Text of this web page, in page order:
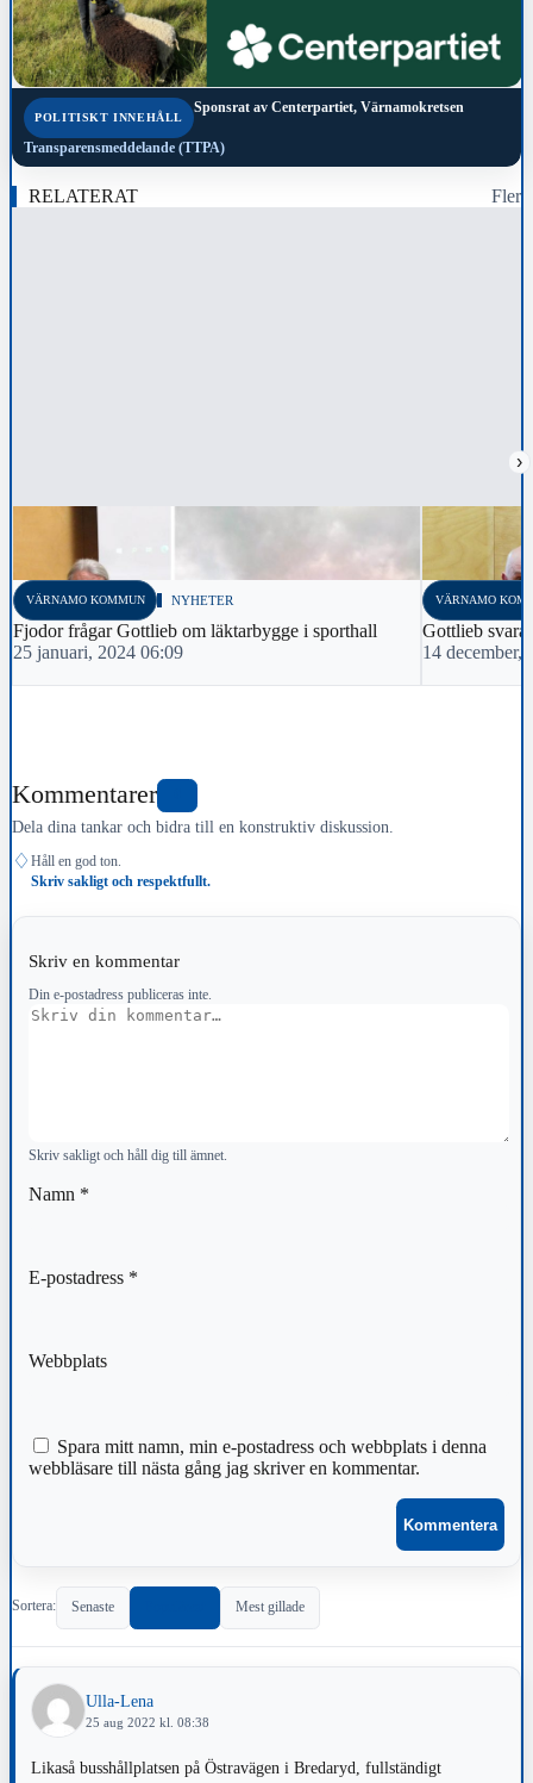
POLITISKT INNEHÅLL
Sponsrat av Centerpartiet, Värnamokretsen
Transparensmeddelande (TTPA)
RELATERAT Fler
›
VÄRNAMO KOMMUN NYHETER
Fjodor frågar Gottlieb om läktarbygge i sporthall
25 januari, 2024 06:09
VÄRNAMO
Gottlieb
14 december,
Kommentarer
Dela dina tankar och bidra till en konstruktiv diskussion.
♢ Håll en god ton.
Skriv sakligt och respektfullt.
Skriv en kommentar
Din e-postadress publiceras inte.
Kommentar
Skriv sakligt och håll dig till ämnet.
Namn *
E-postadress *
Webbplats
Spara mitt namn, min e-postadress och webbplats i denna
webbläsare till nästa gång jag skriver en kommentar.
Sortera: Senaste Mest gillade
Ulla-Lena
25 aug 2022 kl. 08:38
Likaså busshållplatsen på Östravägen i Bredaryd, fullständigt